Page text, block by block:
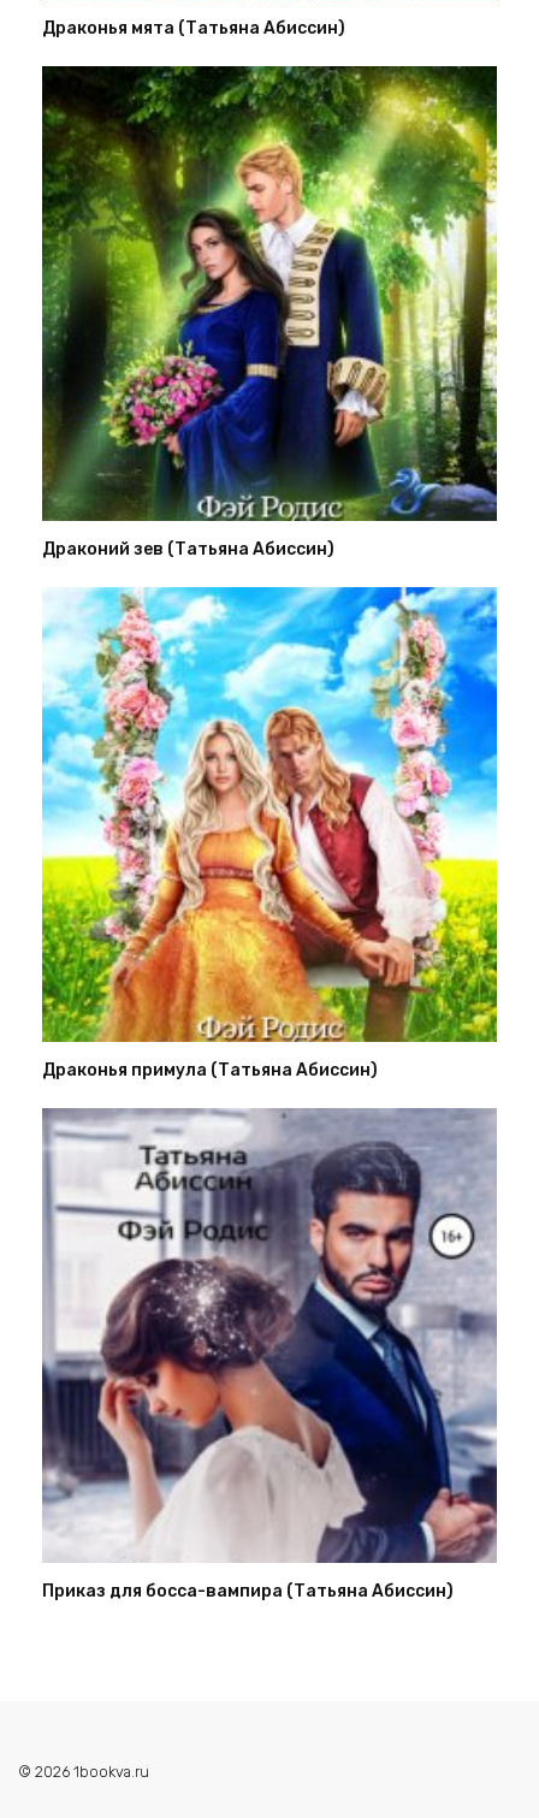
Драконья мята (Татьяна Абиссин)
Драконий зев (Татьяна Абиссин)
Драконья примула (Татьяна Абиссин)
Приказ для босса-вампира (Татьяна Абиссин)
© 2026 1bookva.ru